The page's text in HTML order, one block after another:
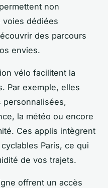
non
voies dédiées
des parcours
envies.
vélo facilitent la
Par exemple, elles
la météo ou encore
Ces applis intègrent
Paris, ce qui
de vos trajets.
offrent un accès